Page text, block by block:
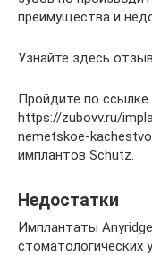
преимущества и
Узнайте здесь
Пройдите по ссылке
https://zubovv.ru/
nemetskoe-
имплантов Schutz.
Недостатки
Имплантаты
стоматологических